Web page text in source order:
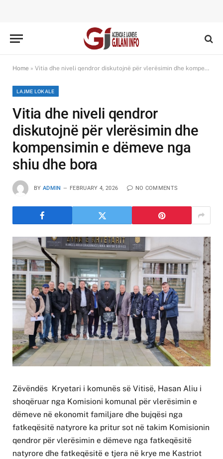
Home » Vitia dhe niveli qendror diskutojnë për vlerësimin dhe kompensimin e dëmeve nga shiu dhe bora
LAJME LOKALE
Vitia dhe niveli qendror
diskutojnë për vlerësimin dhe
kompensimin e dëmeve nga
shiu dhe bora
BY ADMIN FEBRUARY 4, 2026 NO COMMENTS
Zëvëndës Kryetari i komunës së Vitisë, Hasan Aliu i
shoqëruar nga Komisioni komunal për vlerësimin e
dëmeve në ekonomit familjare dhe bujqësi nga
fatkeqësitë natyrore ka pritur sot në takim Komisionin
qendror për vlerësimin e dëmeve nga fatkeqësitë
natyrore dhe fatkeqësitë e tjera në krye me Kastriot